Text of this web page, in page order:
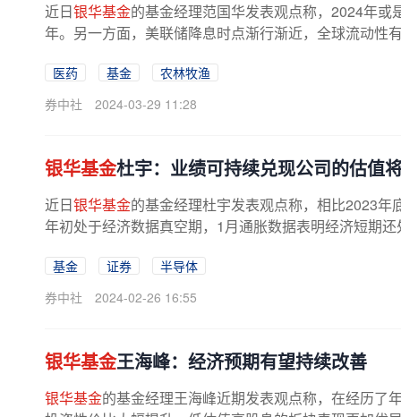
近日银华基金的基金经理范国华发表观点称，2024年
年。另一方面，美联储降息时点渐行渐近，全球流动性
医药 基金
农林牧渔
券中社
2024-03-29 11:28
银华基金杜宇：业绩可持续兑现公司的估值
近日银华基金的基金经理杜宇发表观点称，相比2023
年初处于经济数据真空期，1月通胀数据表明经济短期
基金 证券
半导体
券中社
2024-02-26 16:55
银华基金王海峰：经济预期有望持续改善
银华基金的基金经理王海峰近期发表观点称，在经历了